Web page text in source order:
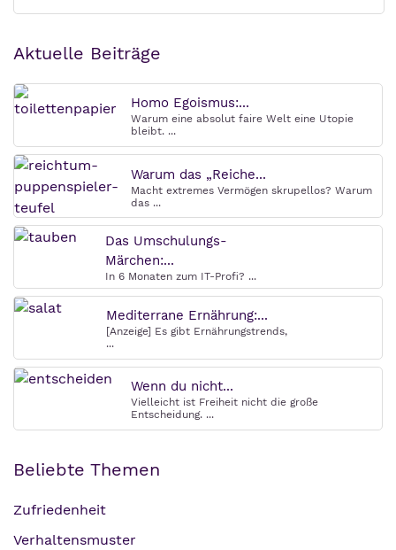
Aktuelle Beiträge
Homo Egoismus:...
Warum eine absolut faire Welt eine Utopie
bleibt. ...
Warum das „Reiche...
Macht extremes Vermögen skrupellos? Warum
das ...
Das Umschulungs-
Märchen:...
In 6 Monaten zum IT-Profi? ...
Mediterrane Ernährung:...
[Anzeige] Es gibt Ernährungstrends,
...
Wenn du nicht...
Vielleicht ist Freiheit nicht die große
Entscheidung. ...
Beliebte Themen
Zufriedenheit
Verhaltensmuster